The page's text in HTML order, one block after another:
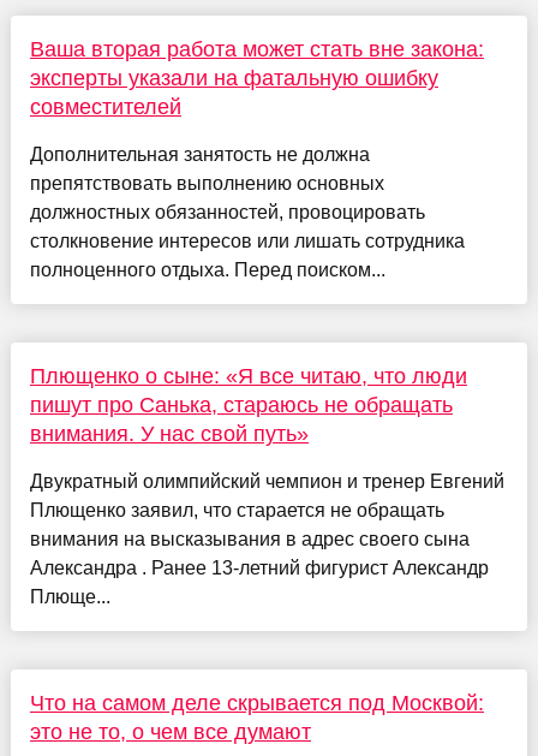
Ваша вторая работа может стать вне закона:
эксперты указали на фатальную ошибку
совместителей
Дополнительная занятость не должна
препятствовать выполнению основных
должностных обязанностей, провоцировать
столкновение интересов или лишать сотрудника
полноценного отдыха. Перед поиском...
Плющенко о сыне: «Я все читаю, что люди
пишут про Санька, стараюсь не обращать
внимания. У нас свой путь»
Двукратный олимпийский чемпион и тренер Евгений
Плющенко заявил, что старается не обращать
внимания на высказывания в адрес своего сына
Александра . Ранее 13-летний фигурист Александр
Плюще...
Что на самом деле скрывается под Москвой:
это не то, о чем все думают